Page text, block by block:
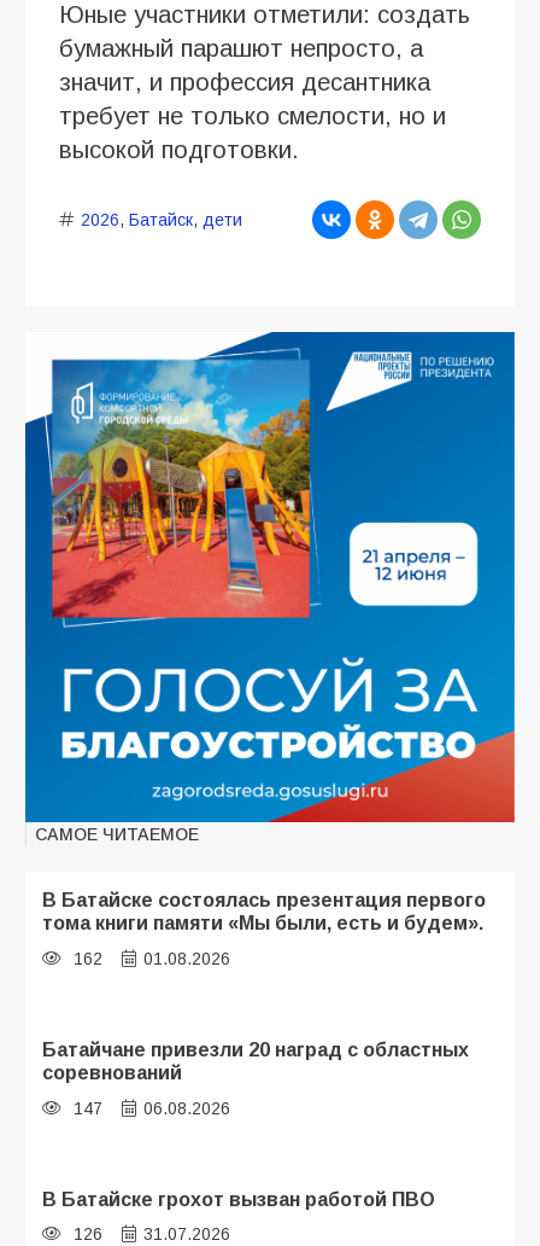
Юные участники отметили: создать
бумажный парашют непросто, а
значит, и профессия десантника
требует не только смелости, но и
высокой подготовки.
2026, Батайск, дети
САМОЕ ЧИТАЕМОЕ
В Батайске состоялась презентация первого
тома книги памяти «Мы были, есть и будем».
162 01.08.2026
Батайчане привезли 20 наград с областных
соревнований
147 06.08.2026
В Батайске грохот вызван работой ПВО
126 31.07.2026